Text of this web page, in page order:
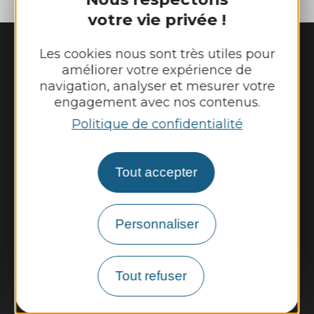
votre vie privée !
Les cookies nous sont très utiles pour
améliorer votre expérience de
navigation, analyser et mesurer votre
engagement avec nos contenus.
Politique de confidentialité
Tout accepter
Personnaliser
Tout refuser
Mairie deCransac-les-Thermes
28 place de l'Hôtel de Ville
12110 Cransac-les-Thermes
Tél. :05 65 63 03 55
Horaires d'ouverture au public :
Du lundi au jeudi : 8h00 - 12h00 et 13h30 -
Vendredi : 8h00 - 12h00